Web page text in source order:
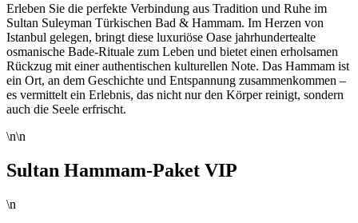
Erleben Sie die perfekte Verbindung aus Tradition und Ruhe im
Sultan Suleyman Türkischen Bad & Hammam. Im Herzen von
Istanbul gelegen, bringt diese luxuriöse Oase jahrhundertealte
osmanische Bade-Rituale zum Leben und bietet einen erholsamen
Rückzug mit einer authentischen kulturellen Note. Das Hammam ist
ein Ort, an dem Geschichte und Entspannung zusammenkommen –
es vermittelt ein Erlebnis, das nicht nur den Körper reinigt, sondern
auch die Seele erfrischt.
\n\n
Sultan Hammam-Paket VIP
\n